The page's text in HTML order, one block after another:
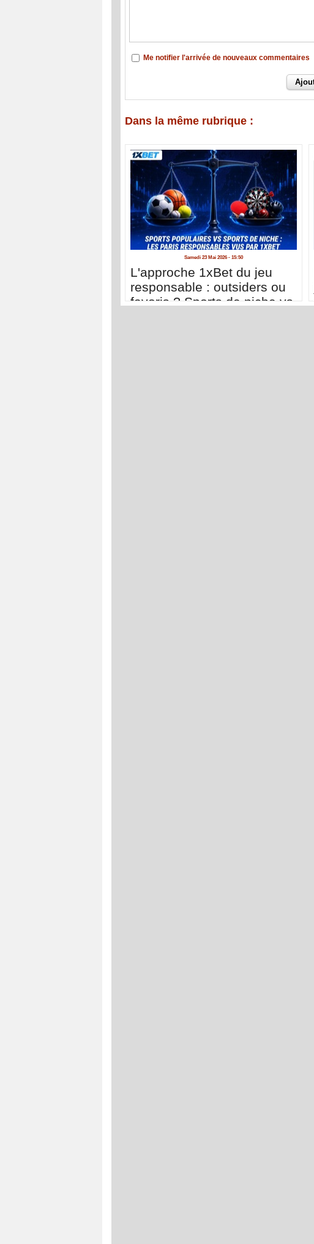
Me notifier l'arrivée de nouveaux commentaires
Dans la même rubrique :
Samedi 23 Mai 2026 - 15:50
L'approche 1xBet du jeu
responsable : outsiders ou
favoris ? Sports de niche vs